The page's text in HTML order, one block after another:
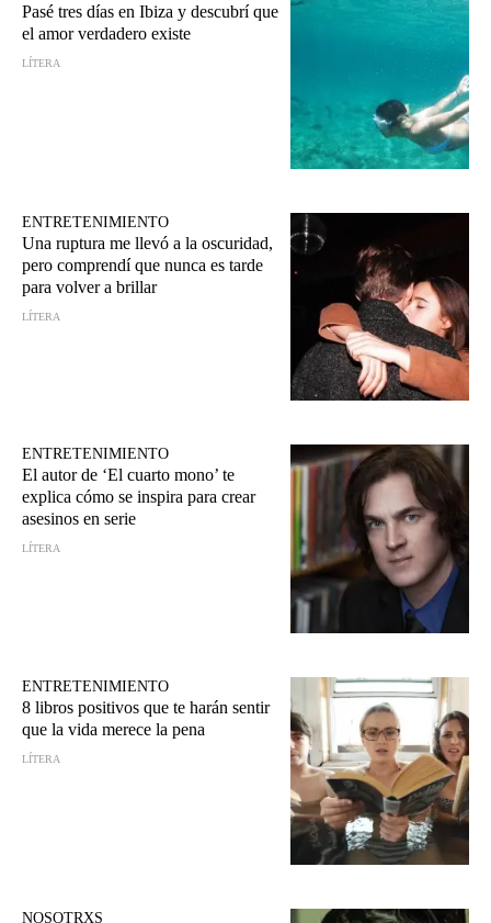
Pasé tres días en Ibiza y descubrí que
el amor verdadero existe
LÍTERA
ENTRETENIMIENTO
Una ruptura me llevó a la oscuridad,
pero comprendí que nunca es tarde
para volver a brillar
LÍTERA
ENTRETENIMIENTO
El autor de ‘El cuarto mono’ te
explica cómo se inspira para crear
asesinos en serie
LÍTERA
ENTRETENIMIENTO
8 libros positivos que te harán sentir
que la vida merece la pena
LÍTERA
NOSOTRXS